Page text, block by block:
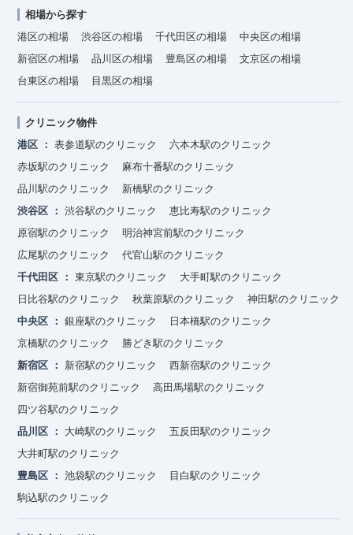
相場から探す
港区の相場
渋谷区の相場 千代田区の相場
中央区の相場
新宿区の相場
品川区の相場 豊島区の相場
文京区の相場
台東区の相場
目黒区の相場
クリニック物件
港区
表参道駅のクリニック
六本木駅のクリニック
赤坂駅のクリニック
麻布十番駅のクリニック
品川駅のクリニック
新橋駅のクリニック
渋谷区
渋谷駅のクリニック
恵比寿駅のクリニック
原宿駅のクリニック
明治神宮前駅のクリニック
広尾駅のクリニック
代官山駅のクリニック
千代田区
東京駅のクリニック
大手町駅のクリニック
日比谷駅のクリニック
秋葉原駅のクリニック
神田駅のクリニック
中央区
銀座駅のクリニック
日本橋駅のクリニック
京橋駅のクリニック
勝どき駅のクリニック
新宿区
新宿駅のクリニック
西新宿駅のクリニック
新宿御苑前駅のクリニック
高田馬場駅のクリニック
四ツ谷駅のクリニック
品川区
大崎駅のクリニック
五反田駅のクリニック
大井町駅のクリニック
豊島区
池袋駅のクリニック
目白駅のクリニック
駒込駅のクリニック